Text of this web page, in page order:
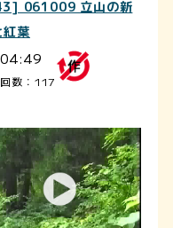
061009 立山の新
紅葉
数：117